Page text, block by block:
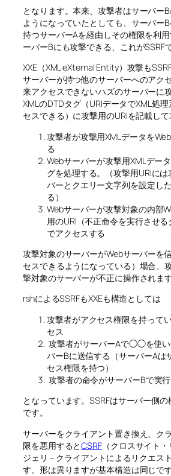
となります。本来、攻撃者はサーバー
ようになっていたとしても、サーバー
持つサーバーAを経由しその権限を利
ーバーBにも攻撃できる、これがSSRFで
XXE（XML eXternal Entity）攻撃も
サーバーが持つ他のサーバーへのアク
来アクセスできないハズのサーバーに
XMLのDTDタグ（URIデータでXML処
セスできる）に攻撃用のURIを記載して
攻撃者が攻撃用XMLデータを
る
Webサーバーが攻撃用XMLデー
グを処理する。（攻撃用URIに
バーとクエリー文字列を設定し
る）
Webサーバーが攻撃対象の内部
用のURI（不正命令を実行させる
でアクセスする
攻撃対象のサーバーがWebサーバーを
セスできるようになっている）場合、
撃対象のサーバーが不正に操作されます
rshによるSSRFもXXEも構造としては
攻撃者がアクセス権限を持って
セス
攻撃者がサーバーAで◯◯を使
バーBに送信する（サーバーAは
セス権限を持つ）
攻撃者の命令がサーバーBで実
となっています。SSRFはサーバー側
です。
サーバーをクライアント置き換え、ク
限を悪用するとCSRF（クロスサイト
ジェリ – クライアントによるリクエス
す。形は異りますが基本構造は同じです